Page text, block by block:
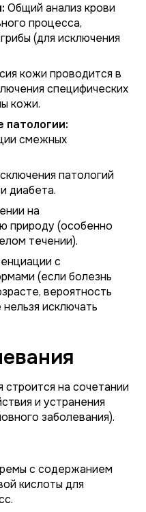
Общий анализ крови
процесса,
(для исключения
кожи проводится в
специфических
кожи.
патологии:
смежных
патологий
диабета.
на
природу (особенно
течении).
с
(если болезнь
вероятность
исключать
строится на сочетании
и устранения
заболевания).
с содержанием
кислоты для